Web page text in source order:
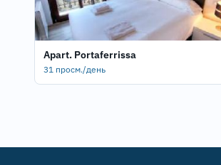
Apart. Portaferrissa
31 просм./день